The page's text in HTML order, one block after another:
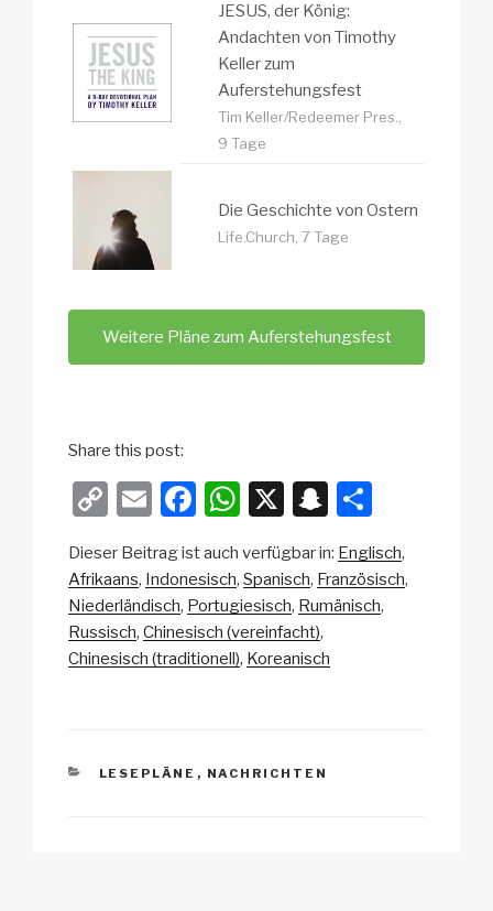
JESUS, der König:
Andachten von Timothy
Keller zum
Auferstehungsfest
Tim Keller/Redeemer Pres.,
9 Tage
Die Geschichte von Ostern
Life.Church, 7 Tage
Weitere Pläne zum Auferstehungsfest
Share this post:
C
p
y
Li
n
E
ail
F
c
e
b
o
W
at
s
A
p
X
S
a
p
h
e
n
Dieser Beitrag ist auch verfügbar in: Englisch
Afrikaans Indonesisch Spanisch Französisch
Niederländisch Portugiesisch Rumänisch
Russisch Chinesisch (vereinfacht)
Chinesisch (traditionell) Koreanisch
KATEGORIEN
LESEPLÄNE , NACHRICHTEN